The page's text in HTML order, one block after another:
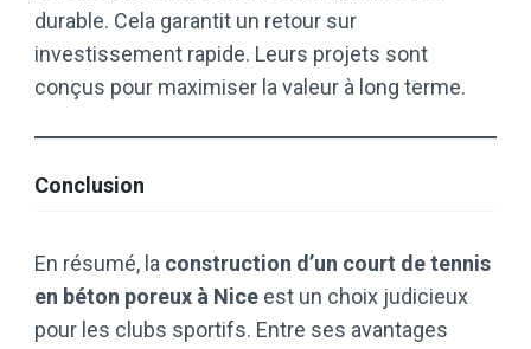
durable. Cela garantit un retour sur
investissement rapide. Leurs projets sont
conçus pour maximiser la valeur à long terme.
Conclusion
En résumé, la construction d’un court de tennis
en béton poreux à Nice est un choix judicieux
pour les clubs sportifs. Entre ses avantages